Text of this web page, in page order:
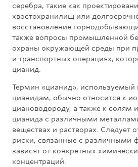
серебра, такие как
хвостохранилищ или
восстановление
также вопросы промышленной
охраны окружающей среды при
и транспортных операциях,
цианид.
Термин «цианид», используемый
цианидам, обычно относится к
циановодороду, а также к солям
цианида с различными
веществах и растворах. Следует
риски, связанные с различными
зависят от конкретных
концентраций.